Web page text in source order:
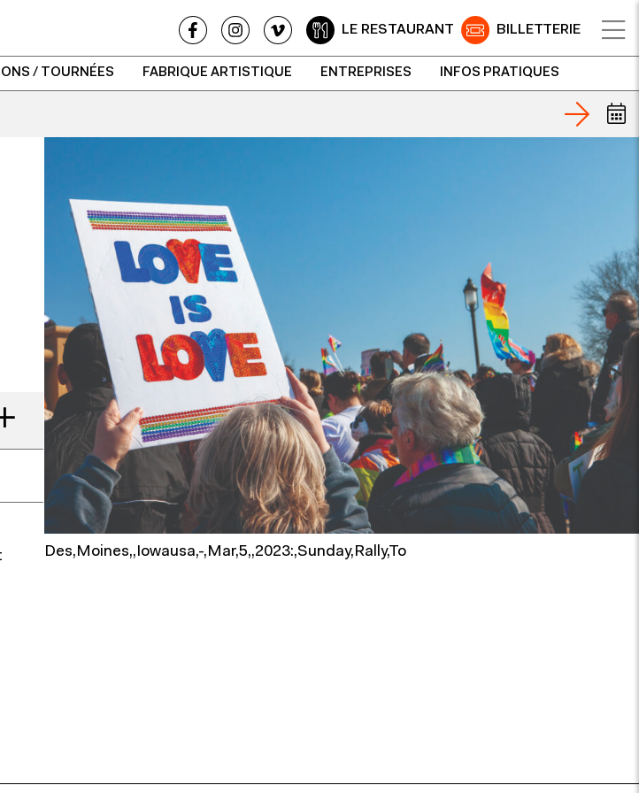
LE RESTAURANT BILLETTERIE
/ TOURNÉES FABRIQUE ARTISTIQUE ENTREPRISES INFOS PRATIQUES
Des,Moines,,Iowausa,-,Mar,5,,2023:,Sunday,Rally,To